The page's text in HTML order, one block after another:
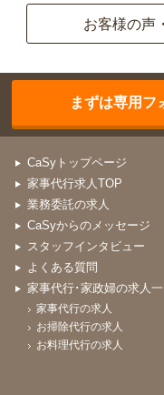
お客様の声
まずは専用フ
CaSyトップページ
家事代行求人TOP
業務委託の求人
CaSyからのメッセージ
スタッフインタビュー
よくある質問
家事代行･家政婦の求人
家事代行の求人
お掃除代行の求人
お料理代行の求人